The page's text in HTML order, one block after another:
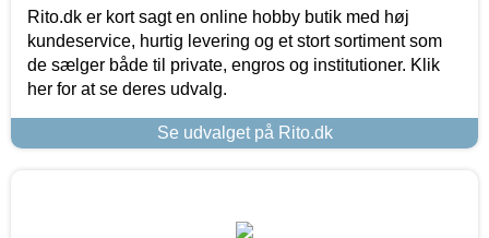
Rito.dk er kort sagt en online hobby butik med høj
kundeservice, hurtig levering og et stort sortiment som
de sælger både til private, engros og institutioner. Klik
her for at se deres udvalg.
Se udvalget på Rito.dk